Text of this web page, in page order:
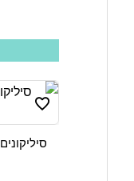
מספר
סוגים.
ניתן
לבחור
את
האפשרויות
למוצר